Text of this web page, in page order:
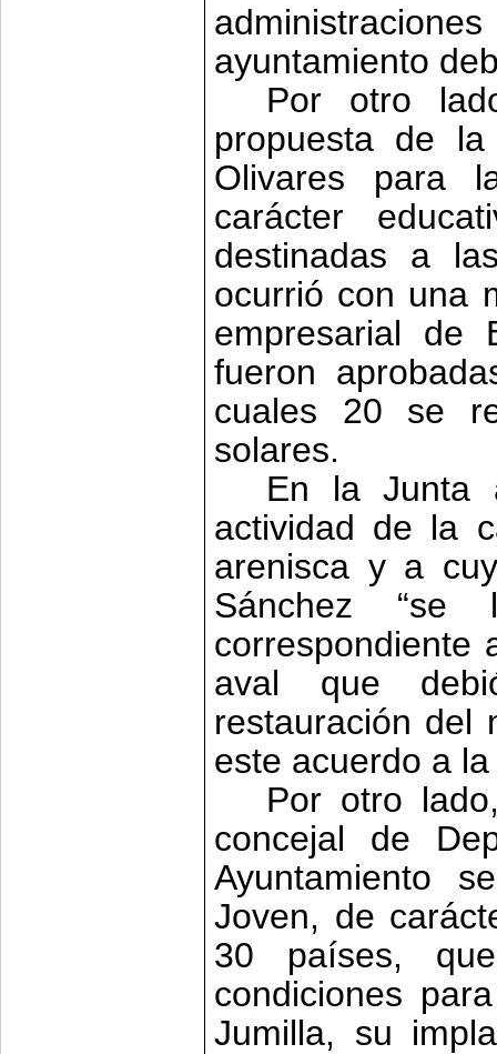
ayuntamiento
Por otro
propuesta de
Olivares para
carácter
destinadas a
ocurrió con una
empresarial de
fueron
cuales 20 se
solares.
En la Junta
actividad de la
arenisca y a
Sánchez
correspondiente
aval que
restauración del
este acuerdo a
Por otro
concejal de
Ayuntamiento
Joven, de
30 países,
condiciones
Jumilla, su